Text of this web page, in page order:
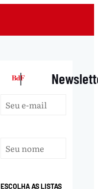
|
ESCOLHA AS LISTAS